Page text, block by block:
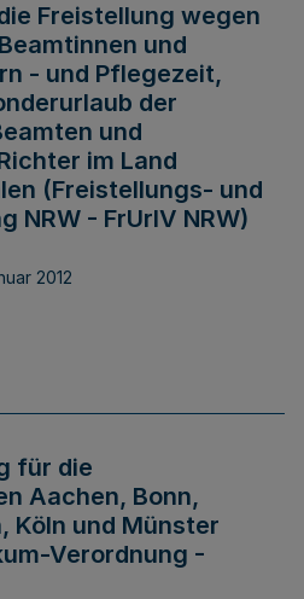
Freistellung wegen
und
- und Pflegezeit,
der
und
im Land
(Freistellungs- und
NRW - FrUrlV NRW)
2012
für die
Aachen, Bonn,
Köln und Münster
Verordnung -